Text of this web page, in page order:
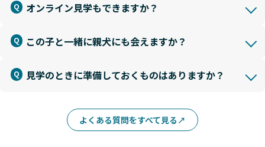
オンライン見学もできますか？
この子と一緒に親犬にも会えますか？
見学のときに準備しておくものはありますか？
よくある質問をすべて見る